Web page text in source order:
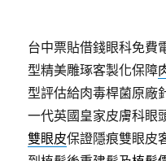
台中票貼借錢眼科免費
型精美雕琢客製化保障
型評估給肉毒桿菌原廠
一代英國皇家皮膚科眼
雙眼皮保證隱痕雙眼皮